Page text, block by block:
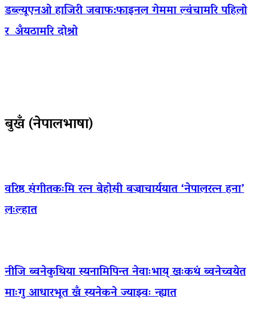
डब्ल्यूएनओ हाजिरी जवाफ:फाइनल गेममा ल्वंचामरि पहिलो
र अँयठामरि दोश्रो
बुखँ (नेपालभाषा)
वरिष्ठ संगीतकःमि रत्न बेहोसी बज्राचार्ययात ‘नेपालरत्न हना’
लःल्हात
नीजि ब्वनेकुथिया स्यनामिपिन्त नेवाःभाय् खःकथं ब्वनेच्वयेत
माःगु आधारभूत खँ स्यनेकने ज्याझ्वः न्ह्यात